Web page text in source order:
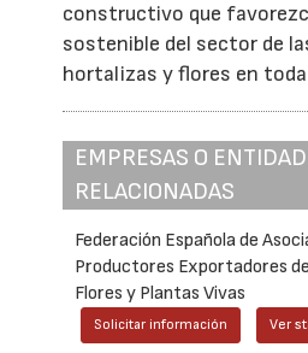
constructivo que
sostenible del sector de
hortalizas y flores en toda
EMPRESAS O
RELACIONADAS
Federación Española de
Productores Exportadores
Flores y Plantas Vivas
Solicitar información Ver